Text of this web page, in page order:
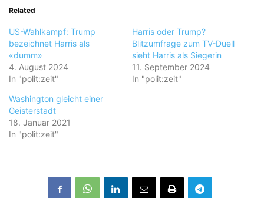
Related
US-Wahlkampf: Trump
bezeichnet Harris als
«dumm»
4. August 2024
In "polit:zeit"
Harris oder Trump?
Blitzumfrage zum TV-Duell
sieht Harris als Siegerin
11. September 2024
In "polit:zeit"
Washington gleicht einer
Geisterstadt
18. Januar 2021
In "polit:zeit"